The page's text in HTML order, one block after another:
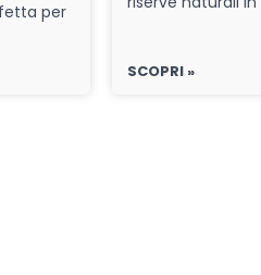
per
SCOPRI »